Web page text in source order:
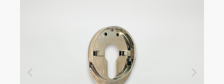
Udlejning